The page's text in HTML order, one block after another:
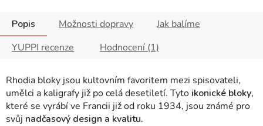
Popis Možnosti dopravy
Jak balíme
YUPPI recenze
Hodnocení (1)
Rhodia bloky jsou kultovním favoritem mezi spisovateli,
umělci a kaligrafy již po celá desetiletí. Tyto ikonické bloky,
které se vyrábí ve Francii již od roku 1934, jsou známé pro
svůj nadčasový design a kvalitu.